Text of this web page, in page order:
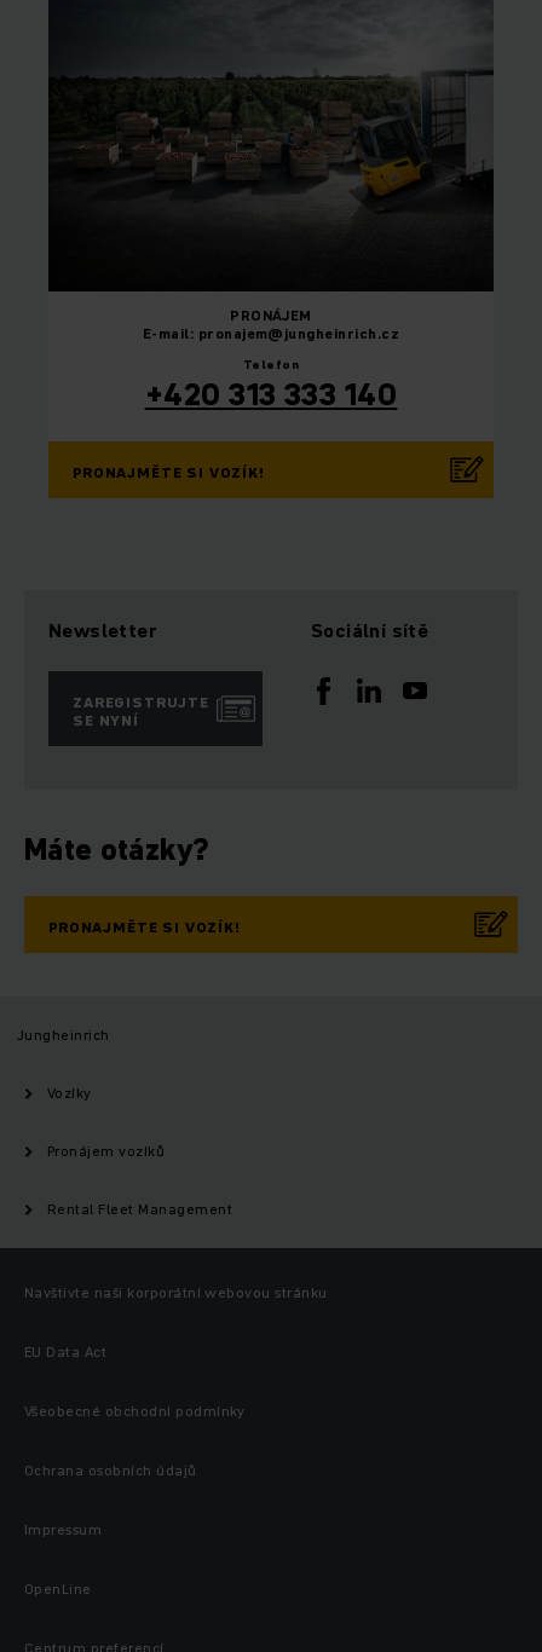
PRONÁJEM
E-mail: pronajem@jungheinrich.cz
Telefon
+420 313 333 140
PRONAJMĚTE SI VOZÍK!
Newsletter
ZAREGISTRUJTE
SE NYNÍ
Sociální sítě
Máte otázky?
PRONAJMĚTE SI VOZÍK!
Jungheinrich
Vozíky
Pronájem vozíků
Rental Fleet Management
Navštivte naši korporátní webovou stránku
EU Data Act
Všeobecné obchodní podmínky
Ochrana osobních údajů
Impressum
OpenLine
Centrum preferencí